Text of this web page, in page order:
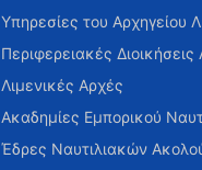
Υπηρεσίες του Αρχηγείου
Περιφερειακές
Λιμενικές Αρχές
Ακαδημίες Εμπορικού
Έδρες Ναυτιλιακών